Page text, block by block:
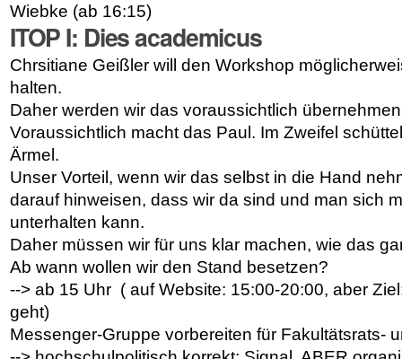
Wiebke (ab 16:15)
ITOP I: Dies academicus
Chrsitiane Geiß ler will den Workshop
halten.
Daher werden wir das voraussichtlich
Voraussichtlich macht das Paul. Im Zweifel
Ärmel.
Unser Vorteil, wenn wir das selbst in die Hand
darauf hinweisen, dass wir da sind und man sich
unterhalten kann.
Daher müssen wir für uns klar machen, wie das
Ab wann wollen wir den Stand besetzen?
--> ab 15 Uhr ( auf Website: 15:00-20:00, aber
geht)
Messenger-Gruppe vorbereiten für Fakultätsrats-